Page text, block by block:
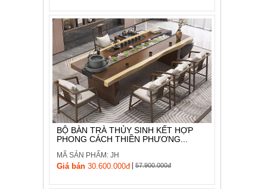
BỘ BÀN TRÀ THỦY SINH KẾT HỢP
PHONG CÁCH THIỀN PHƯƠNG...
MÃ SẢN PHẨM: JH
Giá bán 30.600.000đ| 57.900.000đ